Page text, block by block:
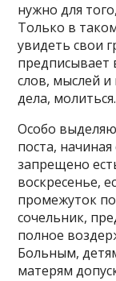
нужно для
Только в
увидеть свои
предписывает
слов, мыслей
дела,
Особо
поста,
запрещено
воскресенье,
промежуток
сочельник,
полное
Больным,
матерям